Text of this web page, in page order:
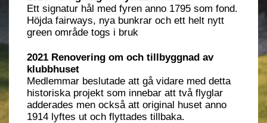
Ett signatur hål med fyren anno 1795 som fond.
Höjda fairways, nya bunkrar och ett helt nytt
green område togs i bruk
2021 Renovering om och tillbyggnad av
klubbhuset
Medlemmar beslutade att gå vidare med detta
historiska projekt som innebar att två flyglar
adderades men också att original huset anno
1914 lyftes ut och flyttades tillbaka.